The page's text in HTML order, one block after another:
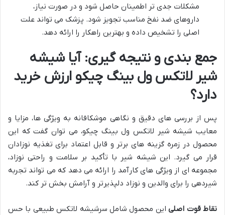
مشکلات جدی تر اطمینان حاصل شود و در صورت نیاز،
داروهای ضد نفخ مناسب تجویز شود. پزشک می تواند علت
اصلی را تشخیص داده و بهترین راهکار را ارائه دهد.
جمع بندی و نتیجه گیری: آیا شیشه
شیر لاتکس ول بینگ چیکو ارزش خرید
دارد؟
پس از بررسی های دقیق و نگاهی موشکافانه به ویژگی ها، مزایا و
معایب شیشه شیر لاتکس ول بینگ چیکو، می توان گفت که این
محصول در زمره گزینه های برتر و قابل اعتماد برای تغذیه نوزادان
قرار می گیرد. این شیشه شیر با تأکید بر سلامت و راحتی نوزاد،
مجموعه ای از ویژگی های کارآمد را ارائه می دهد که می تواند تجربه
شیردهی را برای والدین و نوزاد دلپذیرتر و آرامش بخش تر کند.
نقاط قوت اصلیاین محصول شامل سرشیشه لاتکس طبیعی با حس